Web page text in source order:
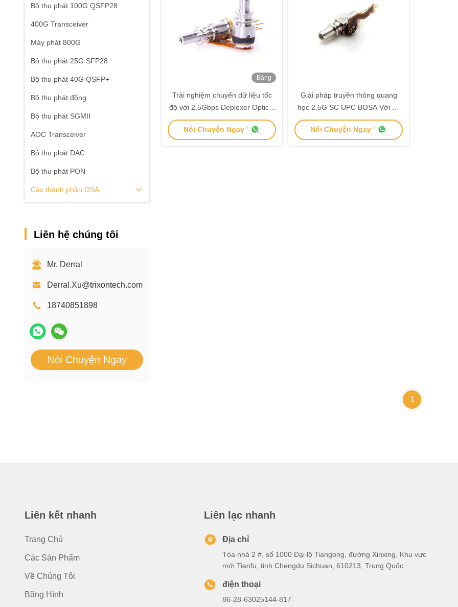
Bộ thu phát 100G QSFP28
400G Transceiver
Máy phát 800G
Bộ thu phát 25G SFP28
Bộ thu phát 40G QSFP+
Bộ thu phát đồng
Bộ thu phát SGMII
AOC Transceiver
Bộ thu phát DAC
Bộ thu phát PON
Các thành phần OSA
Liên hệ chúng tôi
Mr. Derral
Derral.Xu@trixontech.com
18740851898
Nói Chuyện Ngay
Băng
Trải nghiệm chuyển dữ liệu tốc
độ với 2.5Gbps Deplexer Optical
BOSA điều kiện làm việc 0-85C
Nói Chuyện Ngay '
Giải pháp truyền thông quang
học 2.5G SC UPC BOSA Với độ
nhạy FPC -25dBm
Nói Chuyện Ngay '
1
Liên kết nhanh
Trang Chủ
Các Sản Phẩm
Về Chúng Tôi
Băng Hình
Liên lạc nhanh
Địa chỉ
Tòa nhà 2 #, số 1000 Đại lộ Tiangong, đường Xinxing, Khu vực
mới Tianfu, tỉnh Chengdu Sichuan, 610213, Trung Quốc
điện thoại
86-28-63025144-817